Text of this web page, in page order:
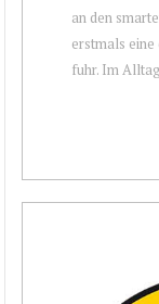
an den
erstmals
fuhr. Im